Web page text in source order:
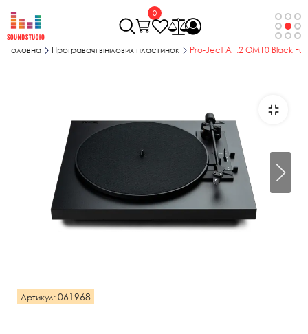
0
Головна Програвачі вінілових пластинок Pro-Ject A1.2 OM10 Black
Артикул: 061968